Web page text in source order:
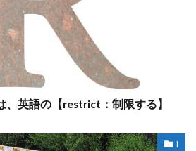
、英語の【restrict：制限する】
l